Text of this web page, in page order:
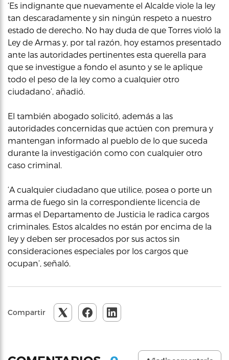
‘Es indignante que nuevamente el Alcalde viole la ley
tan descaradamente y sin ningún respeto a nuestro
estado de derecho. No hay duda de que Torres violó la
Ley de Armas y, por tal razón, hoy estamos presentado
ante las autoridades pertinentes esta querella para
que se investigue a fondo el asunto y se le aplique
todo el peso de la ley como a cualquier otro
ciudadano’, añadió.
El también abogado solicitó, además a las
autoridades concernidas que actúen con premura y
mantengan informado al pueblo de lo que suceda
durante la investigación como con cualquier otro
caso criminal.
‘A cualquier ciudadano que utilice, posea o porte un
arma de fuego sin la correspondiente licencia de
armas el Departamento de Justicia le radica cargos
criminales. Estos alcaldes no están por encima de la
ley y deben ser procesados por sus actos sin
consideraciones especiales por los cargos que
ocupan’, señaló.
Compartir